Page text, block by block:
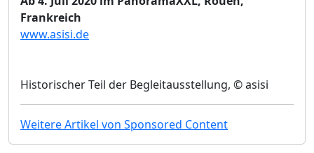
Frankreich
www.asisi.de
Historischer Teil der Begleitausstellung, © asisi
Weitere Artikel von Sponsored Content